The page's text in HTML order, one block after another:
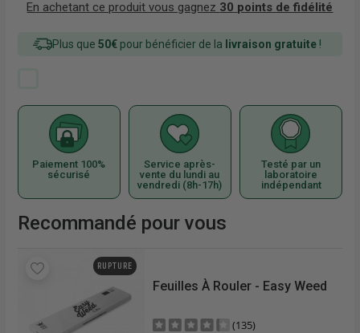
En achetant ce produit vous gagnez 30 points de fidélité
Plus que 50€pour bénéficier de la livraison gratuite!
Paiement 100%
sécurisé
Service après-
vente du lundi au
vendredi (8h-17h)
Testé par un
laboratoire
indépendant
Recommandé pour vous
RUPTURE
Feuilles À Rouler - Easy Weed
(135)